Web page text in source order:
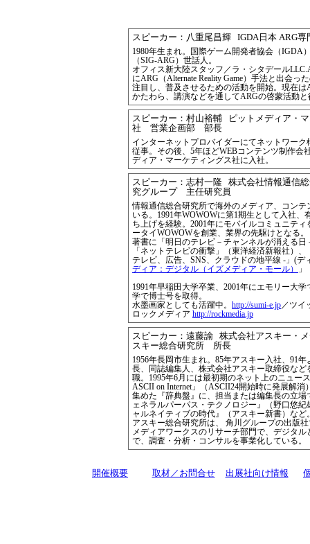
スピーカー：八重尾昌輝 IGDA日本 ARG専
1980年生まれ。国際ゲーム開発者協会（IGDA
（SIG-ARG）世話人。
オフィス新大陸スタッフ／ラ・シタデール
にARG（Alternate Reality Game）手法と出会っ
注目し、普及させるための活動を開始。現在
かたわら、講演などを通してARGの啓蒙活動
スピーカー：村山裕輔 ピットメディア・
社 営業企画部 部長
インターネットプロバイダーにてネットワー
従事。その後、5年ほどWEBコンテンツ制作会
ディア・マーケティングス社に入社。
スピーカー：志村一隆 株式会社情報通信
究グループ 主任研究員
情報通信総合研究所で海外のメディア、コン
いる。1991年WOWOWに第1期生として入社、
ち上げを経験。2001年にモバイルコミュニテ
ータイWOWOWを創業、業界の先駆けとなる。
著書に「明日のテレビ－チャンネルが消える
「ネットテレビの衝撃」（東洋経済新報社）
テレビ、広告、SNS、クラウドの地平線 -」(デ
ディア：デジタル（イズメディア・モール）
」
1991年早稲田大学卒業、2001年にエモリー大
学で博士号を取得。
水墨画家としても活躍中。 http://sumi-e.jp／ツイ
ロックメディア http://rockmedia.jp
スピーカー：遠藤諭 株式会社アスキー・
スキー総合研究所 所長
1956年長岡市生まれ。85年アスキー入社、91
長、同誌編集人、株式会社アスキー取締役など
職。1995年6月には最初期のネット上のニュー
ASCII on Internet」（ASCII24開始時に発展解消
集めた『辞典盤』に、担当または編集長の立
ェネラルパーパス・テクノロジー』（野口悠
ャルネイティブの時代』（アスキー新書）など
アスキー総合研究所は、 角川グループの出版
メディアワークスのリサーチ部門で、デジタ
で、調査・分析・コンサルを事業化している。
出展社向け情報
取材／お問合せ
開催概要